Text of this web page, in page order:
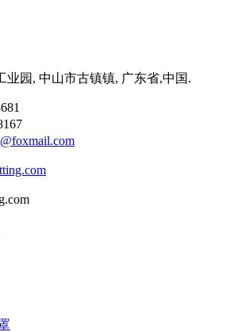
业园, 中山市古镇镇, 广东省,中国.